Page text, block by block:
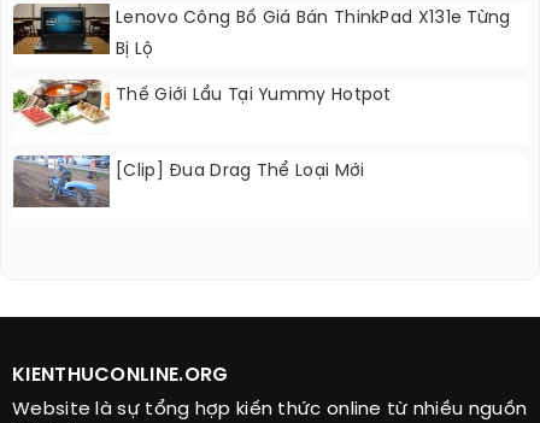
Lenovo Công Bố Giá Bán ThinkPad X131e Từng
Bị Lộ
Thế Giới Lẩu Tại Yummy Hotpot
[Clip] Đua Drag Thể Loại Mới
KIENTHUCONLINE.ORG
Website là sự tổng hợp kiến thức online từ nhiều nguồn